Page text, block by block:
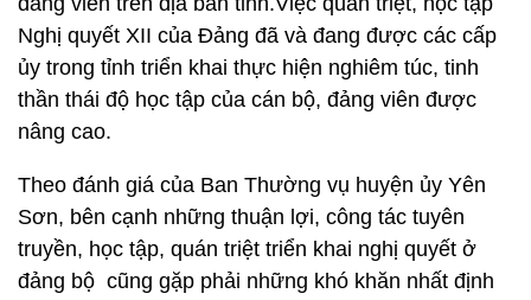
Nghị quyết XII của Đảng đã và đang được các cấp
ủy trong tỉnh triển khai thực hiện nghiêm túc, tinh
thần thái độ học tập của cán bộ, đảng viên được
nâng cao.
Theo đánh giá của Ban Thường vụ huyện ủy Yên
Sơn, bên cạnh những thuận lợi, công tác tuyên
truyền, học tập, quán triệt triển khai nghị quyết ở
đảng bộ cũng gặp phải những khó khăn nhất định